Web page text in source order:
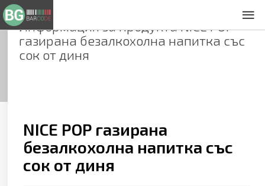
Информация за продуктаNICE POP
газирана безалкохолна напитка със
сок от диня
NICE POP газирана
безалкохолна напитка със
сок от диня
Общи условия
Декларация за проверителност